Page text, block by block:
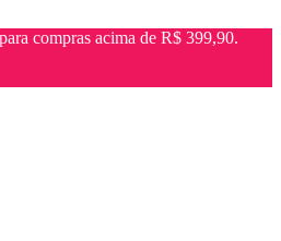
compras acima de R$ 399,90.